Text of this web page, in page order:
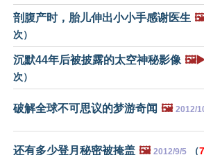
剖腹产时，胎儿伸出小小手感谢医生
次）
沉默44年后被披露的太空神秘影像
次）
破解全球不可思议的梦游奇闻 🖼️ 2012/
还有多少登月秘密被掩盖 🖼️ 2012/9/5 （